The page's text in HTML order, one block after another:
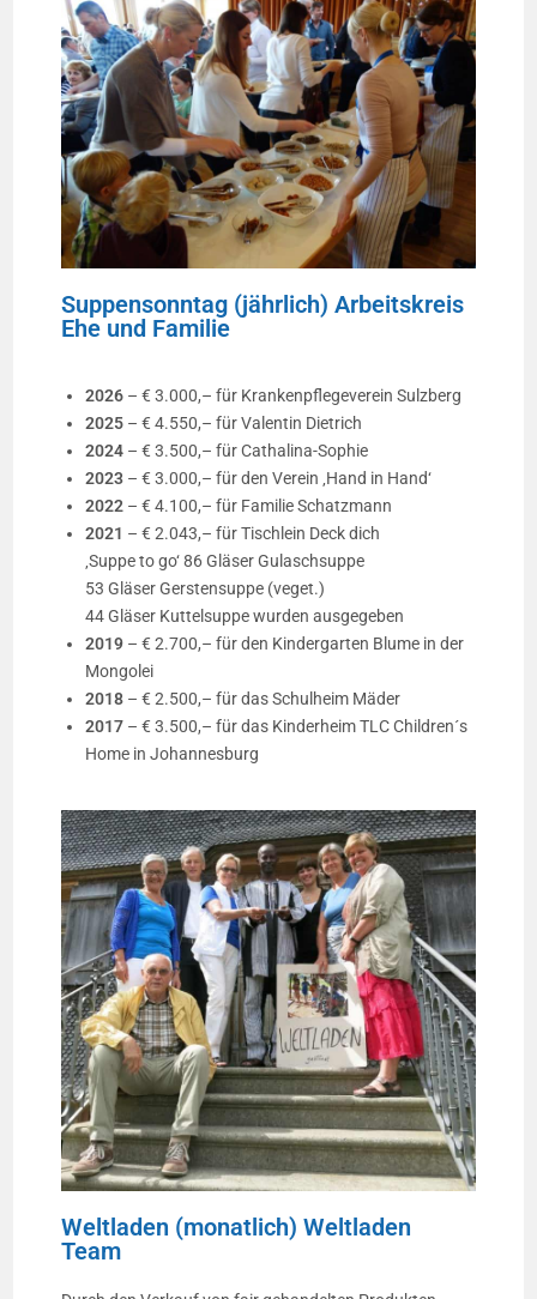
Suppensonntag (jährlich) Arbeitskreis
Ehe und Familie
2026 – € 3.000,– für Krankenpflegeverein Sulzberg
2025 – € 4.550,– für Valentin Dietrich
2024 – € 3.500,– für Cathalina-Sophie
2023 – € 3.000,– für den Verein ‚Hand in Hand‘
2022 – € 4.100,– für Familie Schatzmann
2021 – € 2.043,– für Tischlein Deck dich
‚Suppe to go‘ 86 Gläser Gulaschsuppe
53 Gläser Gerstensuppe (veget.)
44 Gläser Kuttelsuppe wurden ausgegeben
2019 – € 2.700,– für den Kindergarten Blume in der
Mongolei
2018 – € 2.500,– für das Schulheim Mäder
2017 – € 3.500,– für das Kinderheim TLC Children´s
Home in Johannesburg
Weltladen (monatlich) Weltladen
Team